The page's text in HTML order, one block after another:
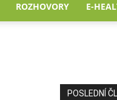
ROZHOVORY E-
POSLEDNÍ